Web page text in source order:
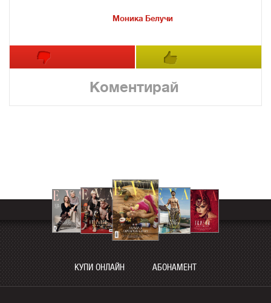
Моника Белучи
Коментирай
КУПИ ОНЛАЙН АБОНАМЕНТ